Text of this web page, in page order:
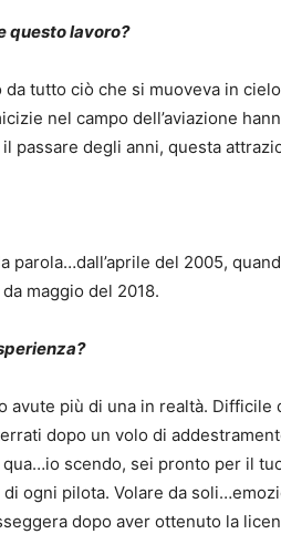
questo lavoro?
da tutto ciò che si muoveva in
nel campo dell’aviazione
passare degli anni, questa
parola…dall’aprile del 2005,
maggio del 2018.
avute più di una in realtà.
dopo un volo di
scendo, sei pronto per il
ogni pilota. Volare da
dopo aver ottenuto la